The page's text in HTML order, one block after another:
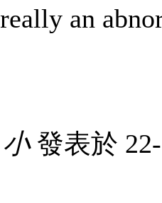
an
小發表於